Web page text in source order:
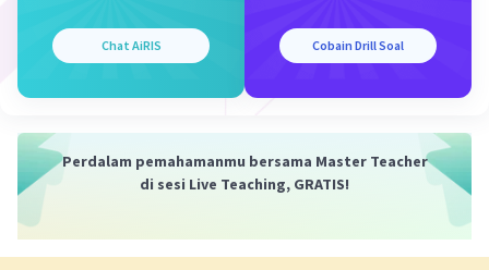
Chat AiRIS Cobain Drill Soal
Perdalam pemahamanmu bersama Master Teacher
di sesi Live Teaching, GRATIS!